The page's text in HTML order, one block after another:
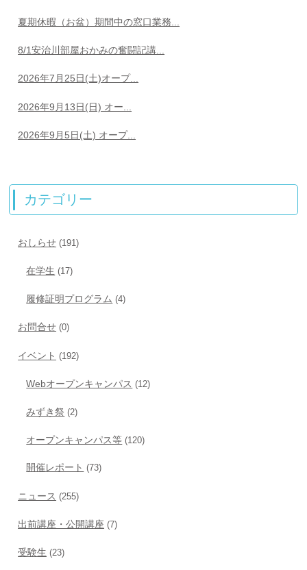
夏期休暇（お盆）期間中の窓口業務...
8/1安治川部屋おかみの奮闘記講...
2026年7月25日(土)オープ...
2026年9月13日(日) オー...
2026年9月5日(土) オープ...
カテゴリー
おしらせ (191)
在学生 (17)
履修証明プログラム (4)
お問合せ (0)
イベント (192)
Webオープンキャンパス (12)
みずき祭 (2)
オープンキャンパス等 (120)
開催レポート (73)
ニュース (255)
出前講座・公開講座 (7)
受験生 (23)